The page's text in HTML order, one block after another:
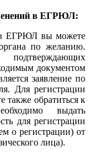
в ЕГРЮЛ:
в ЕГРЮЛ вы можете
по желанию.
подтверждающих
документом
заявление по
Для регистрации
обратиться к
выдать
для регистрации
о регистрации) от
лица).